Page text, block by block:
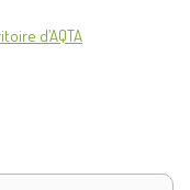
d’AQTA